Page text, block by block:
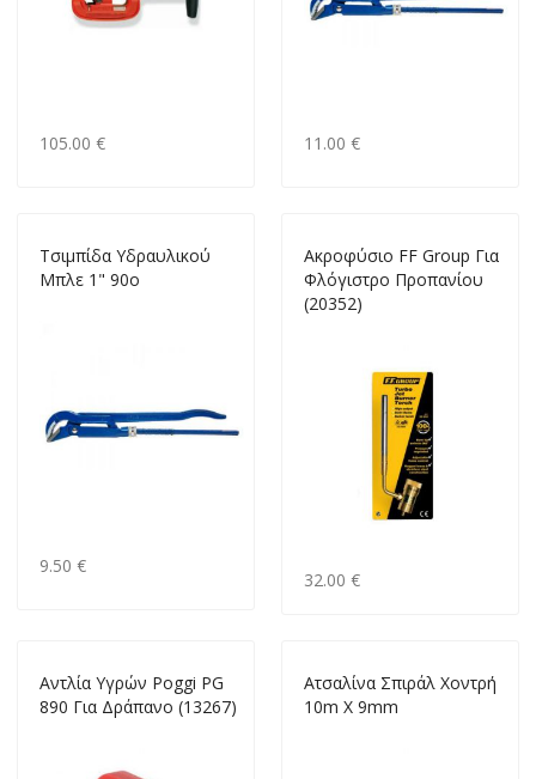
105.00 € 11.00 €
Tσιμπίδα Υδραυλικού
Μπλε 1" 90ο
9.50 €
Ακροφύσιο FF Group Για
Φλόγιστρο Προπανίου
(20352)
32.00 €
Αντλία Υγρών Poggi PG
890 Για Δράπανο (13267)
Ατσαλίνα Σπιράλ Χοντρή
10m X 9mm